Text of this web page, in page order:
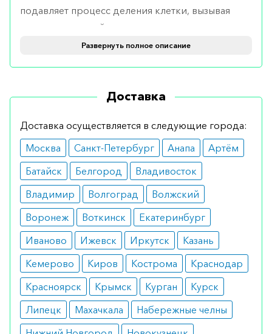
подавляет процесс деления клетки, вызывая
регресс опухолей.
рака молочной железы, особенно в стадии
железы у мужчин.
Противопоказания
Препарат подходит большинству пациентов, но
его нельзя применять при беременности и во
время лактации.
Побочные эффекты
Препарат при правильно подобранной
дозировке не вызывает побочных эффектов. В
некоторых случаях отмечаются приливы,
кровотечения и алопеция.
Развернуть полное описание
Доставка
Доставка осуществляется в следующие города:
Москва
Санкт-Петербург Анапа
Артём
Батайск
Белгород
Владивосток
Владимир
Волгоград
Волжский
Воронеж
Воткинск
Екатеринбург
Иваново
Ижевск Иркутск
Казань
Кемерово
Киров Кострома
Краснодар
Красноярск
Крымск Курган
Курск
Липецк
Махачкала
Набережные челны